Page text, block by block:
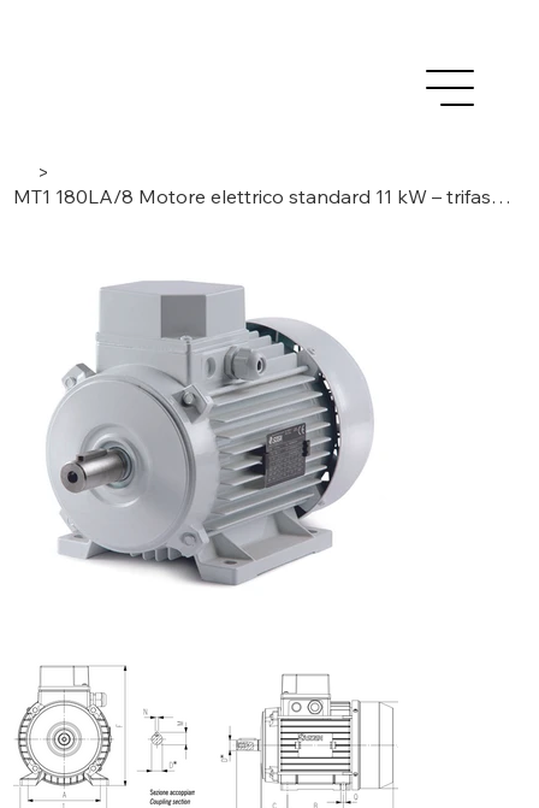
>
MT1 180LA/8 Motore elettrico standard 11 kW – trifase / 8 poli